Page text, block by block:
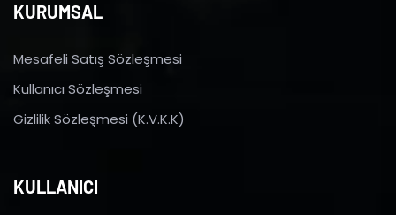
KURUMSAL
Mesafeli Satış Sözleşmesi
Kullanıcı Sözleşmesi
Gizlilik Sözleşmesi (K.V.K.K)
KULLANICI